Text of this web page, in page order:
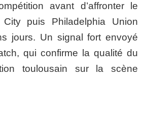
avant d’affronter le
puis Philadelphia Union
jours. Un signal fort envoyé
qui confirme la qualité du
toulousain sur la scène